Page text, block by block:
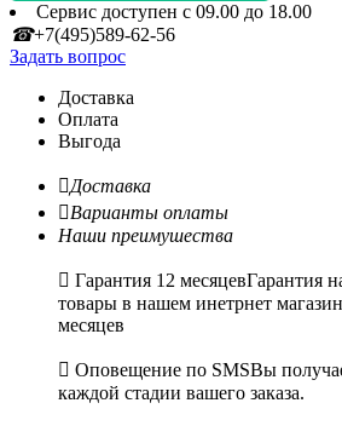
Сервис доступен с 09.00 до 18.00
☎+7(495)589-62-56
Задать вопрос
Доставка
Оплата
Выгода
Доставка
Варианты оплаты
Наши преимушества
 Гарантия 12 месяцевГарантия
товары в нашем инетрнет
месяцев
 Оповещение по SMSВы
каждой стадии вашего заказа.